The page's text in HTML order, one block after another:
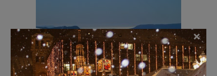
×